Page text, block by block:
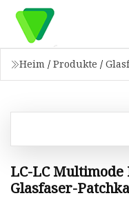
Heim / Produkte /
LC-LC Multimode
Glasfaser-